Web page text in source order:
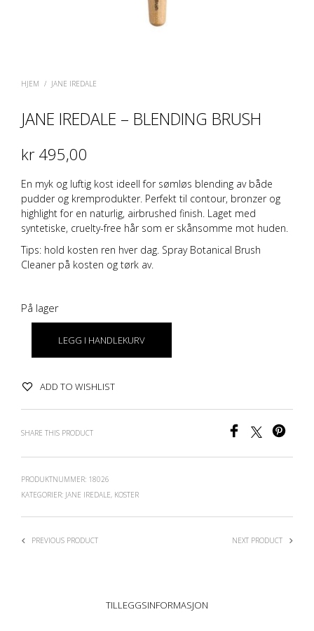
HJEM / JANE IREDALE
JANE IREDALE – BLENDING BRUSH
kr 495,00
En myk og luftig kost ideell for sømløs blending av både
pudder og kremprodukter. Perfekt til contour, bronzer og
highlight for en naturlig, airbrushed finish. Laget med
syntetiske, cruelty-free hår som er skånsomme mot huden.
Tips: hold kosten ren hver dag. Spray Botanical Brush
Cleanerpå kosten og tørk av.
På lager
LEGG I HANDLEKURV
ADD TO WISHLIST
SHARE THIS PRODUCT
PRODUKTNUMMER: 18026
KATEGORIER: JANE IREDALE, KOSTER
PREVIOUS PRODUCT NEXT PRODUCT
TILLEGGSINFORMASJON